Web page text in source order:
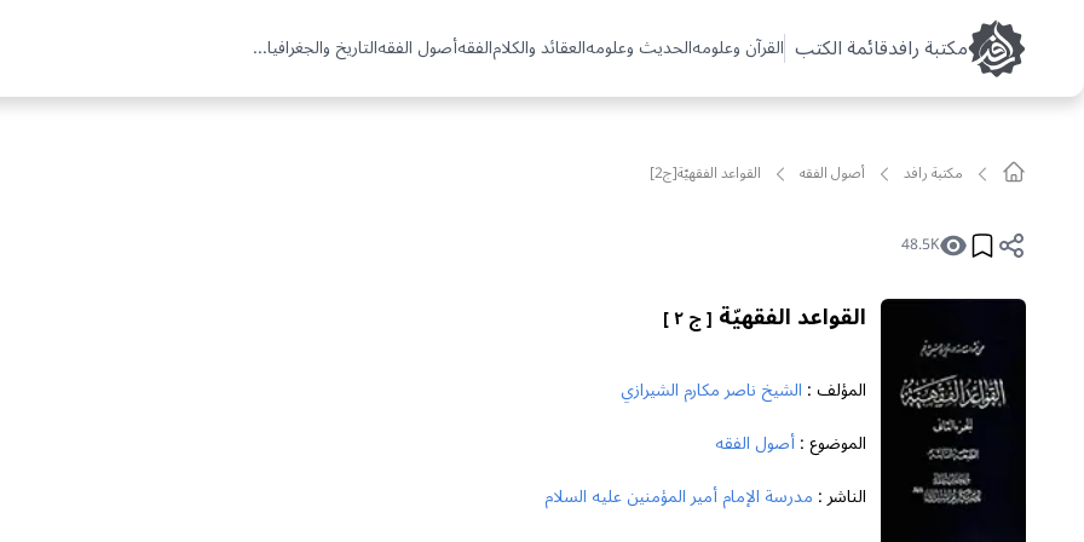
مکتبة رافدقائمة الكتب القرآن وعلومهالحديث وعلومهالعقائد والكلامالفقهأصول الفقهالتاريخ والجغرافيا...
مکتبة رافد أصول الفقه القواعد الفقهيّة[ج2]
48.5K
القواعد الفقهيّة [ ج ٢ ]
المؤلف : الشيخ ناصر مكارم الشيرازي
الموضوع :أصول الفقه
الناشر : مدرسة الإمام أمير المؤمنين عليه السلام